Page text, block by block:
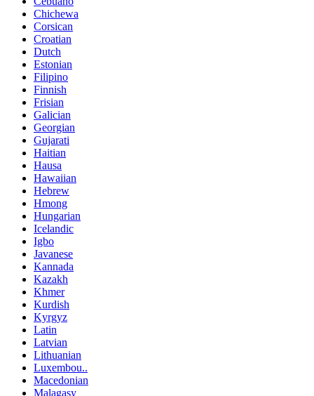
Chichewa
Corsican
Croatian
Dutch
Estonian
Filipino
Finnish
Frisian
Galician
Georgian
Gujarati
Haitian
Hausa
Hawaiian
Hebrew
Hmong
Hungarian
Icelandic
Igbo
Javanese
Kannada
Kazakh
Khmer
Kurdish
Kyrgyz
Latin
Latvian
Lithuanian
Luxembou..
Macedonian
Malagasy